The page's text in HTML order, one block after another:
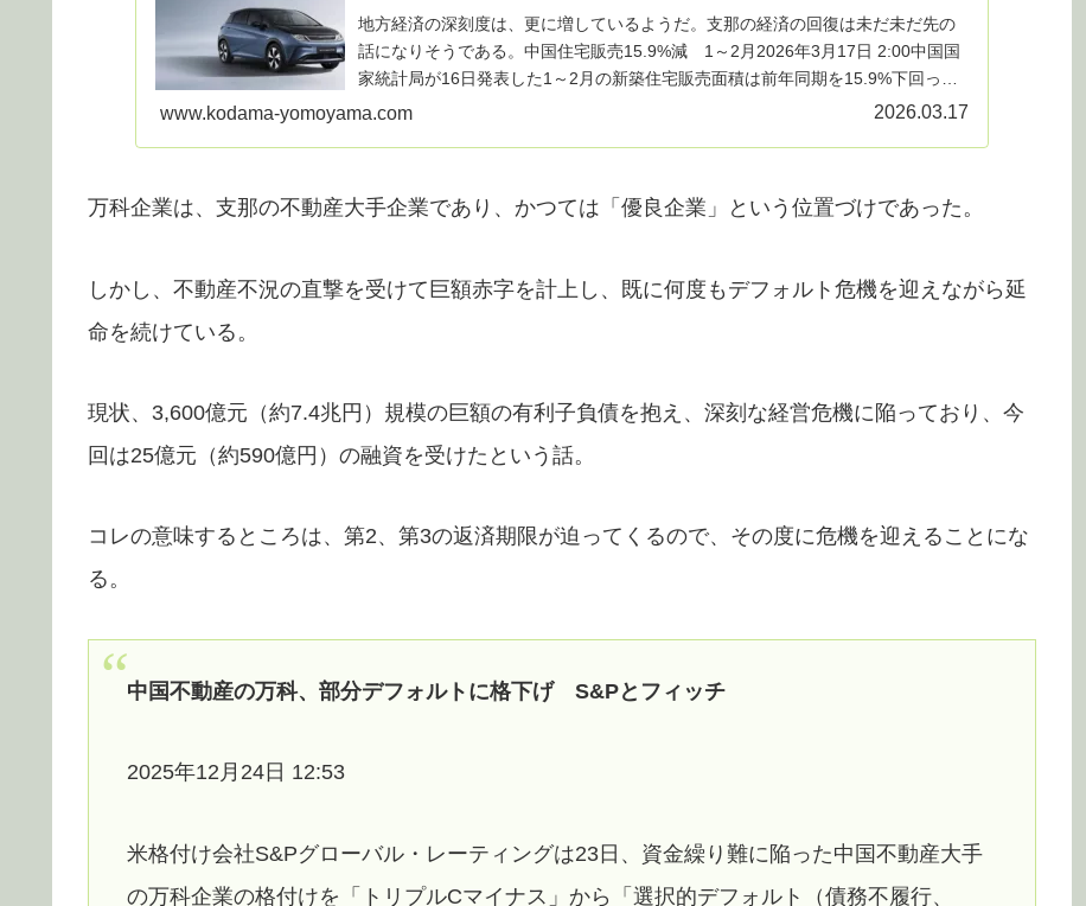
地方経済の深刻度は、更に増しているようだ。支那の経済の回復は未だ未だ先の
話になりそうである。中国住宅販売15.9%減 1～2月2026年3月17日 2:00中国国
家統計局が16日発表した1～2月の新築住宅販売面積は前年同期を15.9%下回っ…
www.kodama-yomoyama.com 2026.03.17
万科企業は、支那の不動産大手企業であり、かつては「優良企業」という位置づけであった。
しかし、不動産不況の直撃を受けて巨額赤字を計上し、既に何度もデフォルト危機を迎えながら延
命を続けている。
現状、3,600億元（約7.4兆円）規模の巨額の有利子負債を抱え、深刻な経営危機に陥っており、今
回は25億元（約590億円）の融資を受けたという話。
コレの意味するところは、第2、第3の返済期限が迫ってくるので、その度に危機を迎えることにな
る。
中国不動産の万科、部分デフォルトに格下げ S&Pとフィッチ
2025年12月24日 12:53
米格付け会社S&Pグローバル・レーティングは23日、資金繰り難に陥った中国不動産大手
の万科企業の格付けを「トリプルCマイナス」から「選択的デフォルト（債務不履行、